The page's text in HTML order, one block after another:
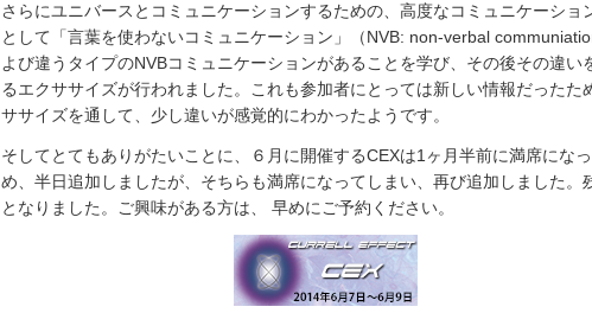
さらにユニバースとコミュニケーションするための、高度なコミュニケーショ
として「言葉を使わないコミュニケーション」（NVB: non-verbal
よび違うタイプのNVBコミュニケーションがあることを学び、その後その違い
るエクササイズが行われました。これも参加者にとっては新しい情報だったた
ササイズを通して、少し違いが感覚的にわかったようです。
そしてとてもありがたいことに、６月に開催するCEXは1ヶ月半前に満席にな
め、半日追加しましたが、そちらも満席になってしまい、再び追加しました。
となりました。ご興味がある方は、 早めにご予約ください。